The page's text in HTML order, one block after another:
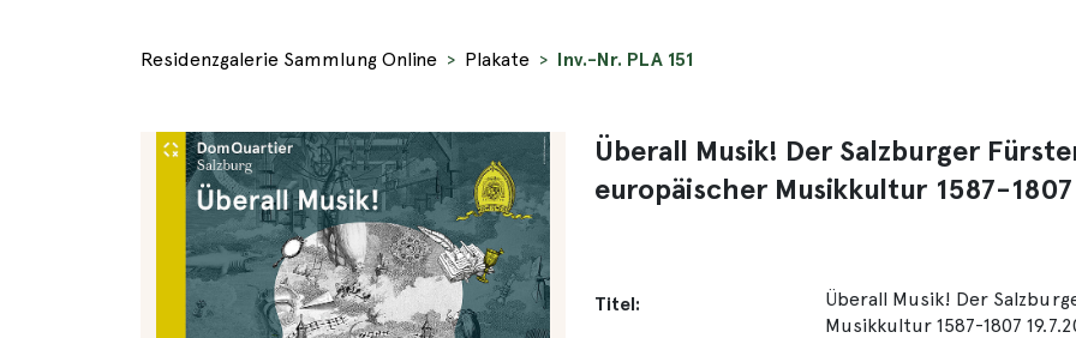
Residenzgalerie Sammlung Online Plakate Inv.-Nr. PLA 151
Überall Musik! Der Salzburger
europäischer Musikkultur 1587-
Titel:
Überall Musik! Der
Musikkultur 1587-1807